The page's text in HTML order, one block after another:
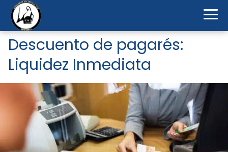
Descuento de pagarés:
Liquidez Inmediata